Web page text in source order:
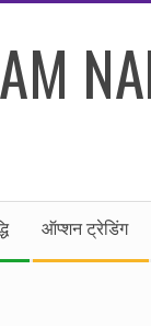
ऑप्शन ट्रेडिंग